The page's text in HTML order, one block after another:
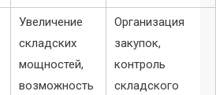
Увеличение
складских
мощностей,
возможность
Организация
закупок,
контроль
складского